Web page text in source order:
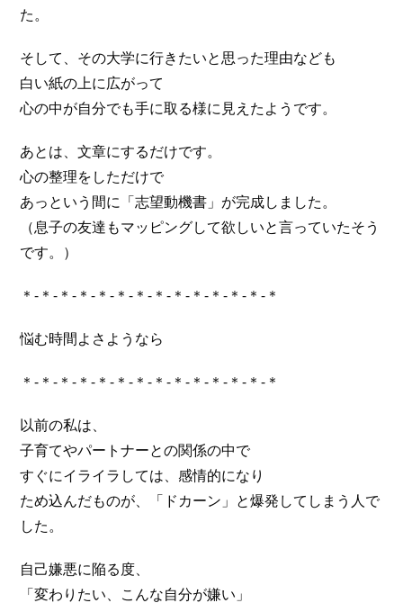
た。
そして、その大学に行きたいと思った理由なども
白い紙の上に広がって
心の中が自分でも手に取る様に見えたようです。
あとは、文章にするだけです。
心の整理をしただけで
あっという間に「志望動機書」が完成しました。
（息子の友達もマッピングして欲しいと言っていたそう
です。）
＊-＊-＊-＊-＊-＊-＊-＊-＊-＊-＊-＊-＊-＊
悩む時間よさようなら
＊-＊-＊-＊-＊-＊-＊-＊-＊-＊-＊-＊-＊-＊
以前の私は、
子育てやパートナーとの関係の中で
すぐにイライラしては、感情的になり
ため込んだものが、「ドカーン」と爆発してしまう人で
した。
自己嫌悪に陥る度、
「変わりたい、こんな自分が嫌い」